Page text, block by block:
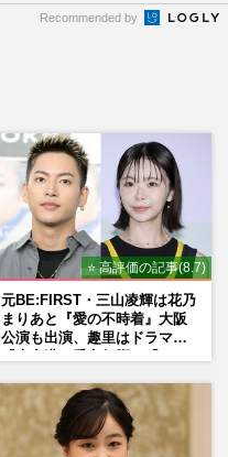
Recommended by
⭐ 高評価の記事(8.7)
元BE:FIRST・三山凌輝は花乃
まりあと『愛の不時着』大阪
公演も出演、趣里はドラマ